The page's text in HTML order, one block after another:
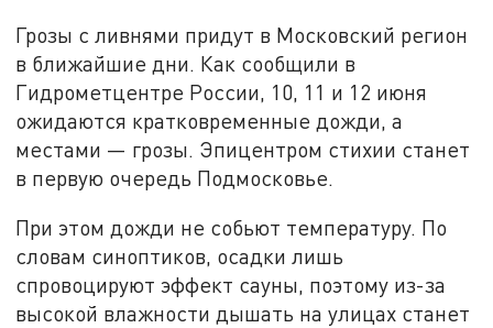
Грозы с ливнями придут в Московский регион
в ближайшие дни. Как сообщили в
Гидрометцентре России, 10, 11 и 12 июня
ожидаются кратковременные дожди, а
местами — грозы. Эпицентром стихии станет
в первую очередь Подмосковье.
При этом дожди не собьют температуру. По
словам синоптиков, осадки лишь
спровоцируют эффект сауны, поэтому из-за
высокой влажности дышать на улицах станет